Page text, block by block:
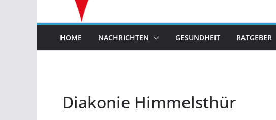
HOME NACHRICHTEN GESUNDHEIT RATGEBER
Diakonie Himmelsthür